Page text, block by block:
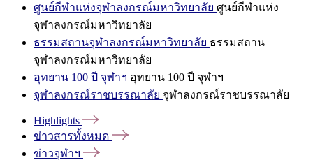
ศูนย์กีฬาแห่งจุฬาลงกรณ์มหาวิทยาลัย ศูนย์กีฬาแห่ง
จุฬาลงกรณ์มหาวิทยาลัย
ธรรมสถานจุฬาลงกรณ์มหาวิทยาลัย ธรรมสถาน
จุฬาลงกรณ์มหาวิทยาลัย
อุทยาน 100 ปี จุฬาฯ อุทยาน 100 ปี จุฬาฯ
จุฬาลงกรณ์ราชบรรณาลัย จุฬาลงกรณ์ราชบรรณาลัย
Highlights
ข่าวสารทั้งหมด
ข่าวจุฬาฯ